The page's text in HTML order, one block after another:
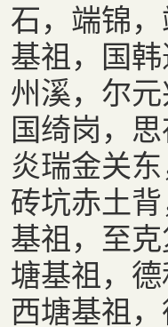
石，端锦
基祖，国
州溪，尔
国绮岗，
炎瑞金关
砖坑赤土
基祖，至
塘基祖，
西塘基祖